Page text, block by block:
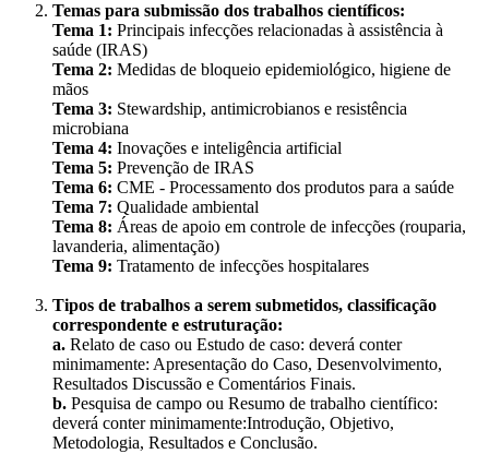
Temas para submissão dos trabalhos científicos:
Tema 1: Principais infecções relacionadas à assistência à
saúde (IRAS)
Tema 2: Medidas de bloqueio epidemiológico, higiene de
mãos
Tema 3: Stewardship, antimicrobianos e resistência
microbiana
Tema 4: Inovações e inteligência artificial
Tema 5: Prevenção de IRAS
Tema 6: CME - Processamento dos produtos para a saúde
Tema 7: Qualidade ambiental
Tema 8: Áreas de apoio em controle de infecções (rouparia,
lavanderia, alimentação)
Tema 9: Tratamento de infecções hospitalares
Tipos de trabalhos a serem submetidos, classificação
correspondente e estruturação:
a. Relato de caso ou Estudo de caso: deverá conter
minimamente: Apresentação do Caso, Desenvolvimento,
Resultados Discussão e Comentários Finais.
b. Pesquisa de campo ou Resumo de trabalho científico:
deverá conter minimamente:Introdução, Objetivo,
Metodologia, Resultados e Conclusão.